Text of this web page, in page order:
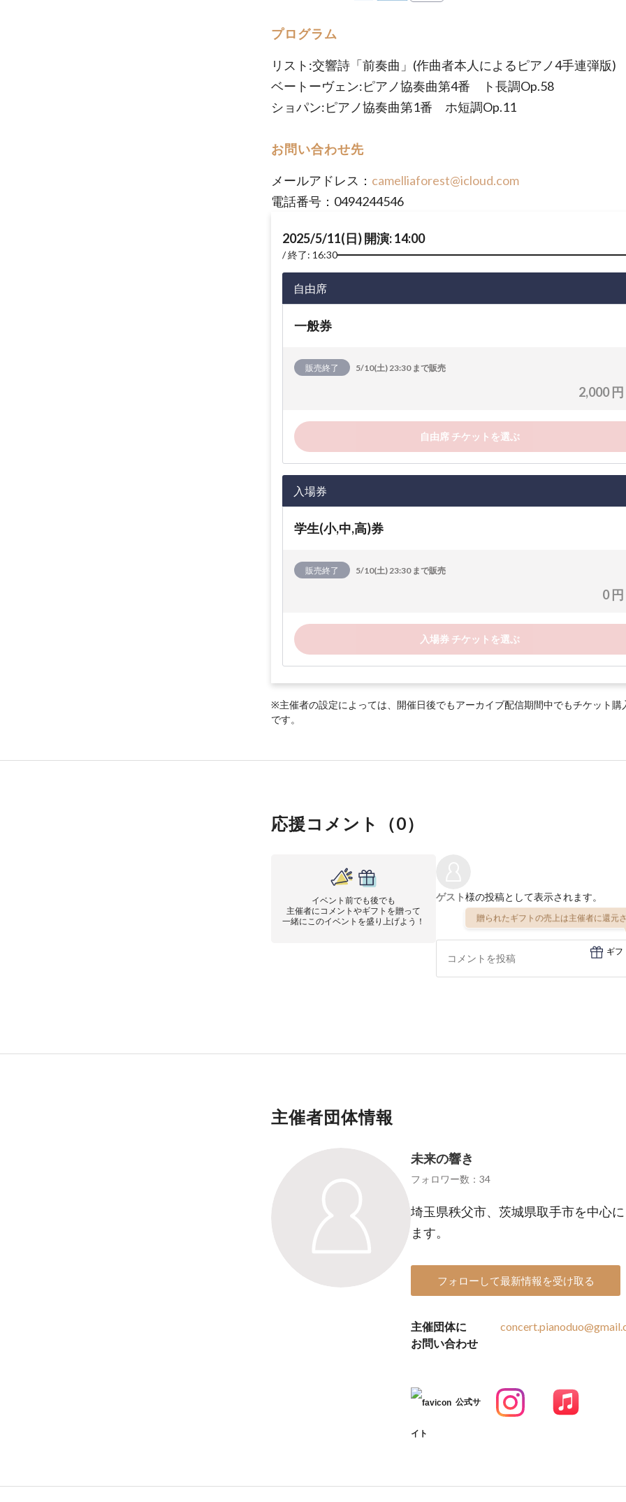
プログラム
リスト:交響詩「前奏曲」(作曲者本人によるピアノ4手連弾版)
ベートーヴェン:ピアノ協奏曲第4番 ト長調Op.58
ショパン:ピアノ協奏曲第1番 ホ短調Op.11
お問い合わせ先
メールアドレス： camelliaforest@icloud.com
電話番号：0494244546
2025/5/11(日) 開演: 14:00
終了: 16:30
自由席
一般券
販売終了 5/10(土) 23:30 まで販売
2,000 円
自由席 チケットを選ぶ
入場券
学生(小,中,高)券
販売終了 5/10(土) 23:30 まで販売
0 円
入場券 チケットを選ぶ
※主催者の設定によっては、開催日後でもアーカイブ配信期間中でもチケット購
です。
応援コメント（0）
イベント前でも後でも
主催者にコメントやギフトを贈って
一緒にこのイベントを盛り上げよう！
ゲスト様の投稿として表示されます。
贈られたギフトの売上は主催者に還元
ギフ
主催者団体情報
未来の響き
フォロワー数：34
埼玉県秩父市、茨城県取手市を中心
ます。
フォローして最新情報を受け取る
主催団体に
お問い合わせ
公式サ
イト